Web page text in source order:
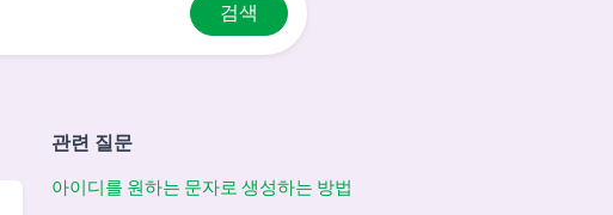
검색
관련 질문
아이디를 원하는 문자로 생성하는 방법